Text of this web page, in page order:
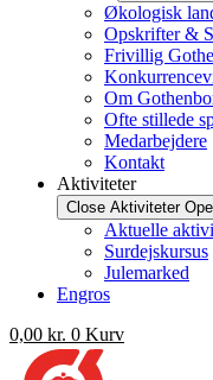
Økologisk
Opskrifter &
Frivillig
Om
Ofte stillede
Medarbejdere
Kontakt
Aktiviteter
Close Aktiviteter
Aktuelle
Surdejskursus
Julemarked
Engros
0,00 kr. 0 Kurv